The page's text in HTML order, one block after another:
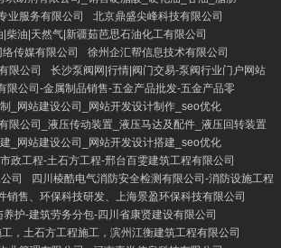
业服务有限公司
北京鼎盛尖峰科技有限公司
|柴油|天然气|新疆茹芭思石油化工有限公司
传媒有限公司
徐州企汇帮信息技术有限公司
限公司
长沙泵阀网|行情|阀门交易-泵阀行业门户网站
限公司-金属制品销售-五金产品批发-五金产品零
_网站建设公司_网站开发设计制作_seo优化
限公司_液压传动装置_液压马达及配件_液压回转装置
_网站建设公司_网站开发设计搭建_seo优化
政工程-土石方工程-邢台百雯建筑工程有限公司
司
四川棱酷电气消防安全检测有限公司-消防设施工程
销售、环保科技研发、上海景盈环保科技有限公司
养护-建筑劳务分包-四川省康贤建设有限公司
，土石方工程施工，滨州江衡建筑工程有限公司